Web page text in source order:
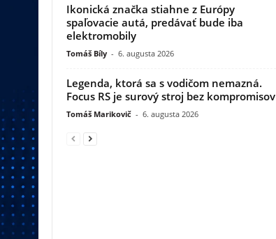
Ikonická značka stiahne z Európy
spaľovacie autá, predávať bude iba
elektromobily
Tomáš Bíly - 6. augusta 2026
Legenda, ktorá sa s vodičom nemazná.
Focus RS je surový stroj bez kompromisov
Tomáš Marikovič - 6. augusta 2026